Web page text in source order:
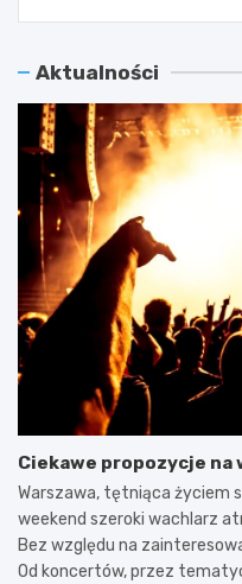
Aktualności
Ciekawe propozycje na
Warszawa, tętniąca życiem
weekend szeroki wachlarz
Bez względu na
Od koncertów, przez